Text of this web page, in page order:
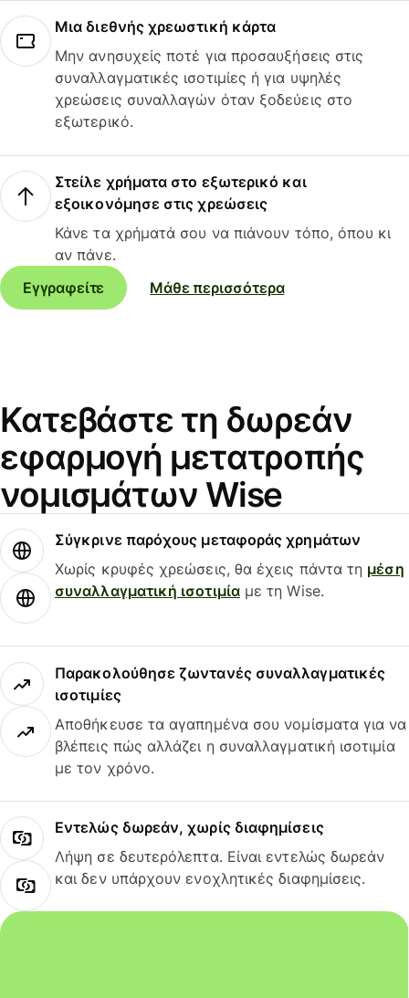
Μια διεθνής χρεωστική κάρτα
Μην ανησυχείς ποτέ για προσαυξήσεις στις
συναλλαγματικές ισοτιμίες ή για υψηλές
χρεώσεις συναλλαγών όταν ξοδεύεις στο
εξωτερικό.
Στείλε χρήματα στο εξωτερικό και
εξοικονόμησε στις χρεώσεις
Κάνε τα χρήματά σου να πιάνουν τόπο, όπου κι
αν πάνε.
Εγγραφείτε
Μάθε περισσότερα
Κατεβάστε τη δωρεάν
εφαρμογή μετατροπής
νομισμάτων Wise
Σύγκρινε παρόχους μεταφοράς χρημάτων
Χωρίς κρυφές χρεώσεις, θα έχεις πάντα τη μέση
συναλλαγματική ισοτιμίαμε τη Wise.
Παρακολούθησε ζωντανές συναλλαγματικές
ισοτιμίες
Αποθήκευσε τα αγαπημένα σου νομίσματα για να
βλέπεις πώς αλλάζει η συναλλαγματική ισοτιμία
με τον χρόνο.
Εντελώς δωρεάν, χωρίς διαφημίσεις
Λήψη σε δευτερόλεπτα. Είναι εντελώς δωρεάν
και δεν υπάρχουν ενοχλητικές διαφημίσεις.